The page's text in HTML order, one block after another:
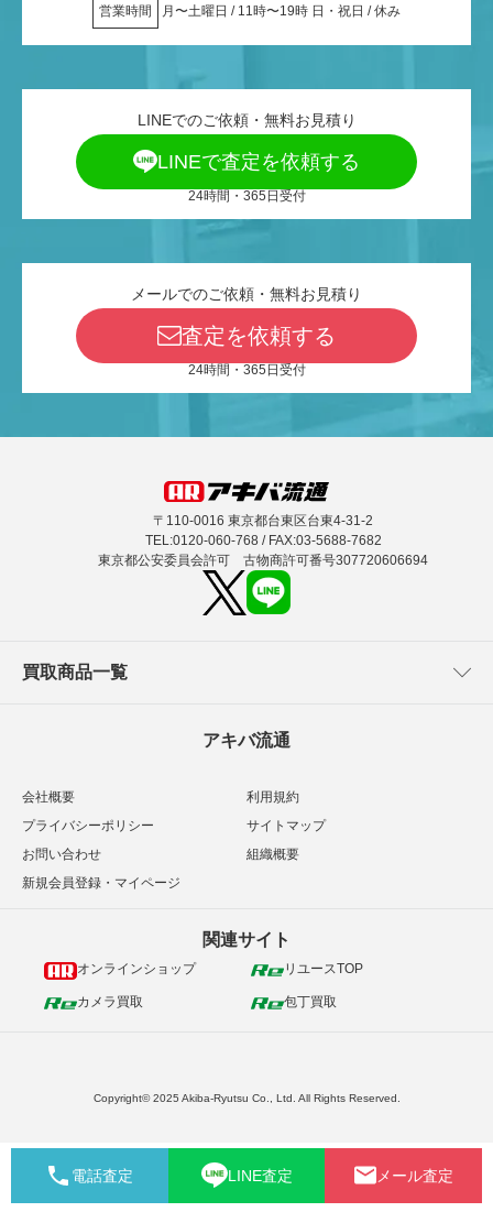
営業時間 月〜土曜日 / 11時〜19時 日・祝日 / 休み
LINEでのご依頼・無料お見積り
LINEで査定を依頼する
24時間・365日受付
メールでのご依頼・無料お見積り
査定を依頼する
24時間・365日受付
〒110-0016 東京都台東区台東4-31-2
TEL:0120-060-768 / FAX:03-5688-7682
東京都公安委員会許可 古物商許可番号307720606694
買取商品一覧
アキバ流通
会社概要
利用規約
プライバシーポリシー
サイトマップ
お問い合わせ
組織概要
新規会員登録・マイページ
関連サイト
オンラインショップ リユースTOP
カメラ買取 包丁買取
Copyright© 2025 Akiba-Ryutsu Co., Ltd. All Rights Reserved.
電話査定 LINE査定 メール査定